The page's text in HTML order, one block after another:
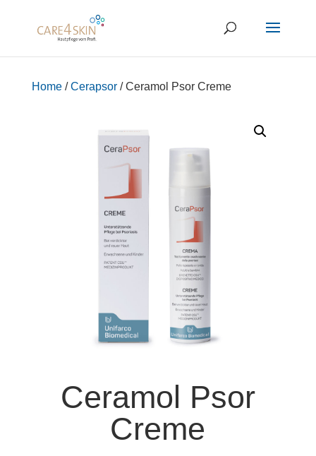
Home/Cerapsor/ Ceramol Psor Creme
Ceramol Psor
Creme